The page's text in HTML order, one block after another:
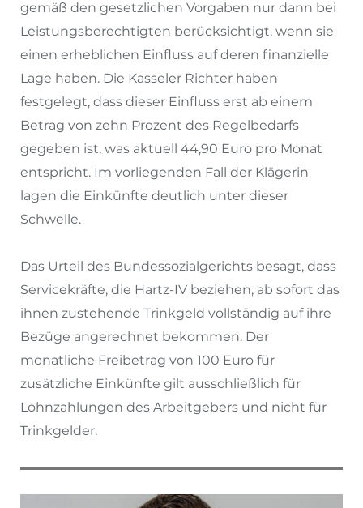
gemäß den gesetzlichen Vorgaben nur dann bei
Leistungsberechtigten berücksichtigt, wenn sie
einen erheblichen Einfluss auf deren finanzielle
Lage haben. Die Kasseler Richter haben
festgelegt, dass dieser Einfluss erst ab einem
Betrag von zehn Prozent des Regelbedarfs
gegeben ist, was aktuell 44,90 Euro pro Monat
entspricht. Im vorliegenden Fall der Klägerin
lagen die Einkünfte deutlich unter dieser
Schwelle.
Das Urteil des Bundessozialgerichts besagt, dass
Servicekräfte, die Hartz-IV beziehen, ab sofort das
ihnen zustehende Trinkgeld vollständig auf ihre
Bezüge angerechnet bekommen. Der
monatliche Freibetrag von 100 Euro für
zusätzliche Einkünfte gilt ausschließlich für
Lohnzahlungen des Arbeitgebers und nicht für
Trinkgelder.